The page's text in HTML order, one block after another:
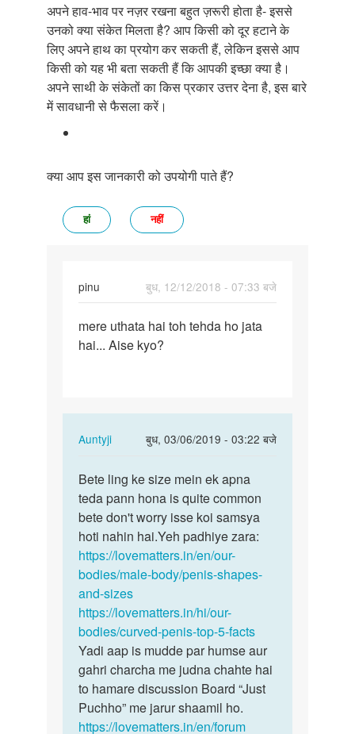
अपने हाव-भाव पर नज़र रखना बहुत ज़रूरी होता है- इससे
उनको क्या संकेत मिलता है? आप किसी को दूर हटाने के
लिए अपने हाथ का प्रयोग कर सकती हैं, लेकिन इससे आप
किसी को यह भी बता सकती हैं कि आपकी इच्छा क्या है।
अपने साथी के संकेतों का किस प्रकार उत्तर देना है, इस बारे
में सावधानी से फैसला करें।
क्या आप इस जानकारी को उपयोगी पाते हैं?
हां नहीं
pinu
बुध, 12/12/2018 - 07:33 बजे
mere
uthata
mere uthata hai toh tehda ho jata
hai... Aise kyo?
Auntyji
बुध, 03/06/2019 - 03:22 बजे
In
to
mere
uthata
hai
toh
tehda
ho…
by
pinu
Bete
ling
ke
size
mein
ek…
Bete ling ke size mein ek apna
teda pann hona is quite common
bete don't worry isse koi samsya
hoti nahin hai.Yeh padhiye zara:
https://lovematters.in/en/our-
bodies/male-body/penis-shapes-
and-sizes
https://lovematters.in/hi/our-
bodies/curved-penis-top-5-facts
Yadi aap is mudde par humse aur
gahri charcha me judna chahte hai
to hamare discussion Board “Just
Puchho” me jarur shaamil ho.
https://lovematters.in/en/forum